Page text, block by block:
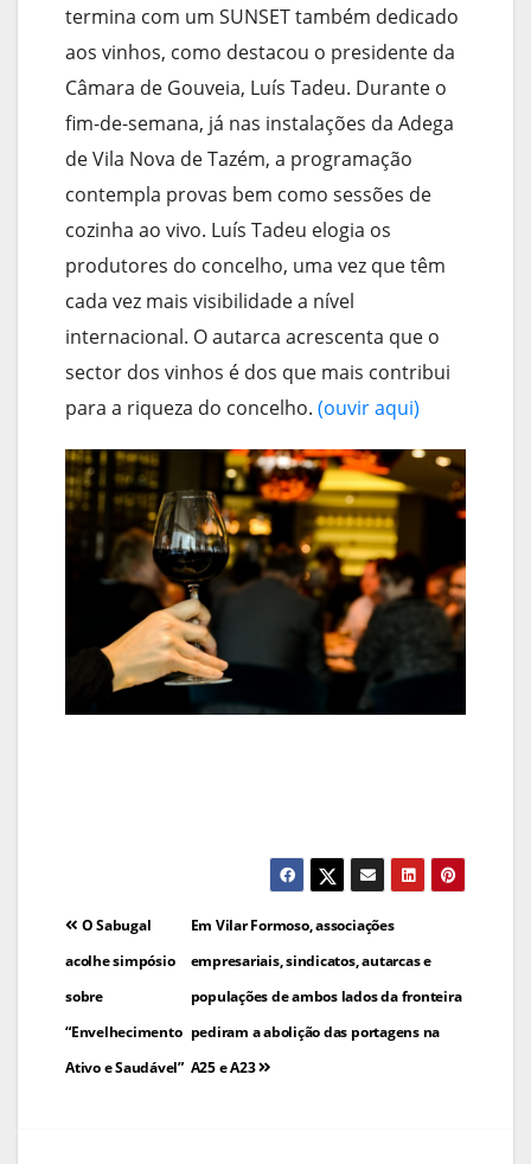
termina com um SUNSET também dedicado
aos vinhos, como destacou o presidente da
Câmara de Gouveia, Luís Tadeu. Durante o
fim-de-semana, já nas instalações da Adega
de Vila Nova de Tazém, a programação
contempla provas bem como sessões de
cozinha ao vivo. Luís Tadeu elogia os
produtores do concelho, uma vez que têm
cada vez mais visibilidade a nível
internacional. O autarca acrescenta que o
sector dos vinhos é dos que mais contribui
para a riqueza do concelho. (ouvir aqui)
Navegação
de
artigos
Em Vilar Formoso, associações
empresariais, sindicatos, autarcas e
populações de ambos lados da fronteira
pediram a abolição das portagens na
A25 e A23
O Sabugal
acolhe simpósio
sobre
“Envelhecimento
Ativo e Saudável”